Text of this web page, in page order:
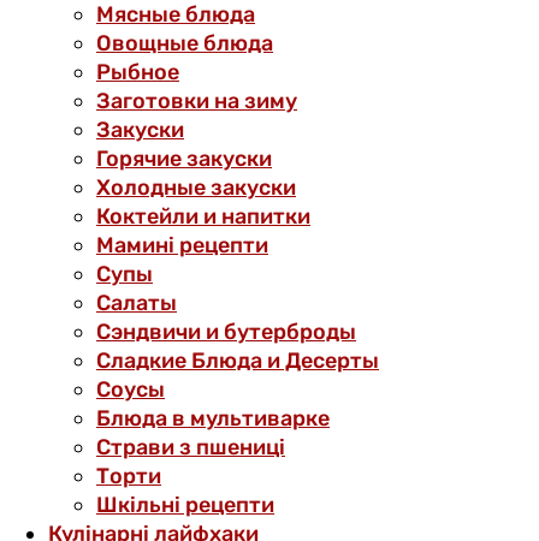
Мясные блюда
Овощные блюда
Рыбное
Заготовки на зиму
Закуски
Горячие закуски
Холодные закуски
Коктейли и напитки
Мамині рецепти
Супы
Салаты
Сэндвичи и бутерброды
Сладкие Блюда и Десерты
Соусы
Блюда в мультиварке
Страви з пшениці
Торти
Шкільні рецепти
Кулінарні лайфхаки